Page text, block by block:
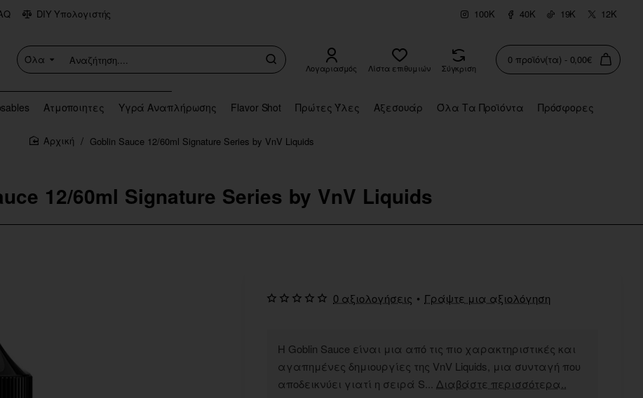
DIY Υπολογιστής 100K 40K 19K 12K
Όλα
Αναζήτηση.... Λογαριασμός Λίστα επιθυμιών Σύγκριση
0 προϊόν(τα) - 0,00€
Ατμοποιητες Υγρά Αναπλήρωσης Flavor Shot Πρώτες Ύλες Αξεσουάρ Όλα Τα Προϊόντα Πρόσφορες
12/60ml Signature Series by VnV Liquids
home
Goblin Sauce 12/60ml Signature Series by VnV Liquids
Η Goblin Sauce είναι μια από τις πιο χαρακτηριστικές και
αγαπημένες δημιουργίες της VnV Liquids, μια συνταγή που
αποδεικνύει γιατί η σειρά S... Διαβάστε περισσότερα..
0 αξιολογήσεις • Γράψτε μια αξιολόγηση